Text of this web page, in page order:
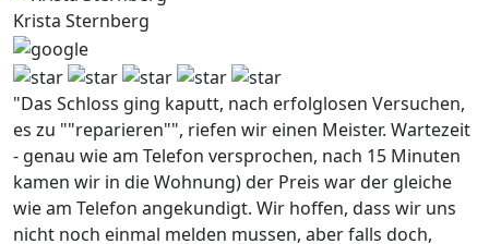
Krista Sternberg
"Das Schloss ging kaputt, nach erfolglosen Versuchen,
es zu ""reparieren"", riefen wir einen Meister. Wartezeit
- genau wie am Telefon versprochen, nach 15 Minuten
kamen wir in die Wohnung) der Preis war der gleiche
wie am Telefon angekundigt. Wir hoffen, dass wir uns
nicht noch einmal melden mussen, aber falls doch,